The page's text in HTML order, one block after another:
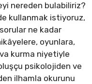
nereden bulabiliriz?
kullanmak istiyoruz,
ne kadar
oyunlara,
kurma niyetiyle
psikolojiden ve
ilhamla okurunu